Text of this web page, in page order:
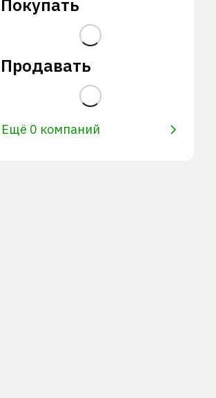
Покупать
Продавать
Ещё 0 компаний